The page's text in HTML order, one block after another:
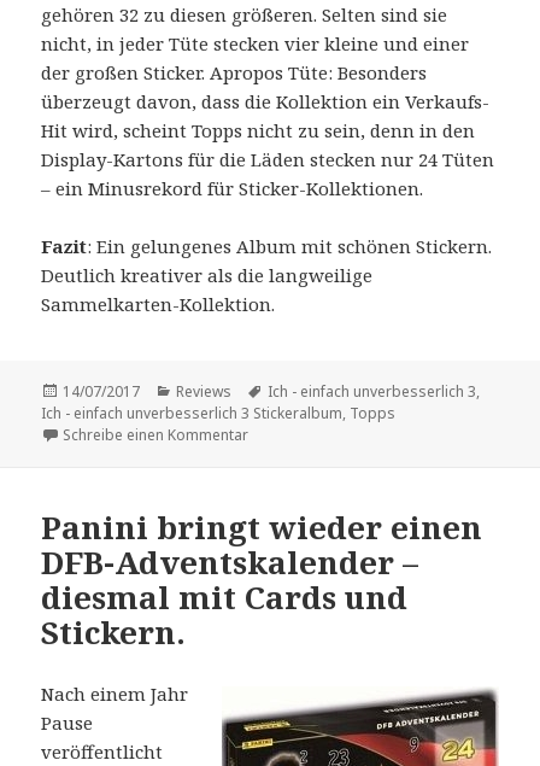
gehören 32 zu diesen größeren. Selten sind sie
nicht, in jeder Tüte stecken vier kleine und einer
der großen Sticker. Apropos Tüte: Besonders
überzeugt davon, dass die Kollektion ein Verkaufs-
Hit wird, scheint Topps nicht zu sein, denn in den
Display-Kartons für die Läden stecken nur 24 Tüten
– ein Minusrekord für Sticker-Kollektionen.
Fazit: Ein gelungenes Album mit schönen Stickern.
Deutlich kreativer als die langweilige
Sammelkarten-Kollektion.
Veröffentlicht
am
14/07/2017 Kategorien
Reviews Schlagwörter
Ich - einfach unverbesserlich 3,
Ich - einfach unverbesserlich 3 Stickeralbum, Topps
Schreibe einen Kommentarzu Vorstellung: „Ich – Einfach
Panini bringt wieder einen
DFB-Adventskalender –
diesmal mit Cards und
Stickern.
Nach einem Jahr
Pause
veröffentlicht